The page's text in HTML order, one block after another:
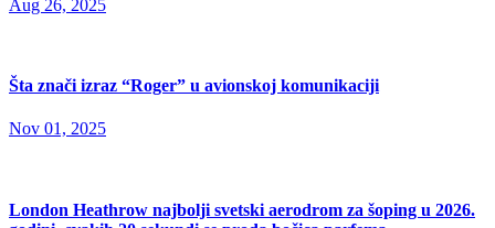
Aug 26, 2025
Šta znači izraz “Roger” u avionskoj komunikaciji
Nov 01, 2025
London Heathrow najbolji svetski aerodrom za šoping u 2026.